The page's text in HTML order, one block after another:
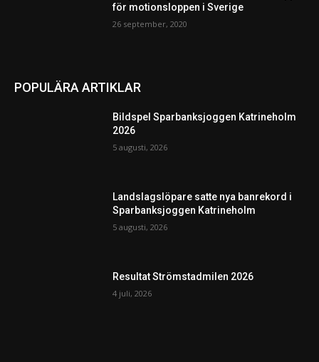
för motionsloppen i Sverige
26 september, 2020
POPULÄRA ARTIKLAR
Bildspel Sparbanksjoggen Katrineholm
2026
5 augusti, 2026
Landslagslöpare satte nya banrekord i
Sparbanksjoggen Katrineholm
5 augusti, 2026
Resultat Strömstadmilen 2026
4 juli, 2026